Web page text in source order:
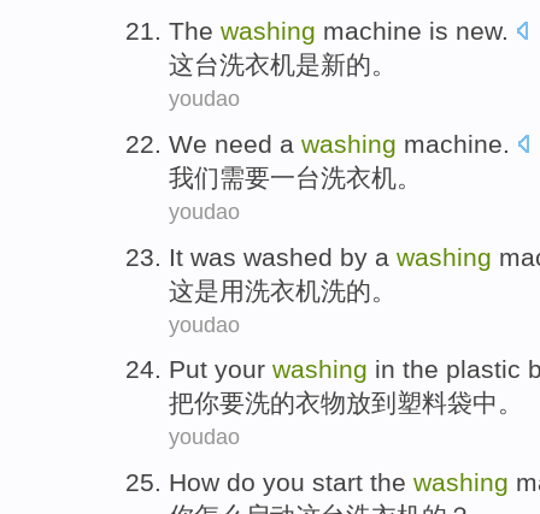
The washing machine is new.
这台洗衣机是新的。
youdao
We need a washing machine.
我们需要一台洗衣机。
youdao
It was washed by a washing
这是用洗衣机洗的。
youdao
Put your washing in the plastic
把你要洗的衣物放到 塑料袋中。
youdao
How do you start the washing